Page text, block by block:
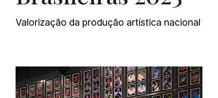
Valorização da produção artística nacional